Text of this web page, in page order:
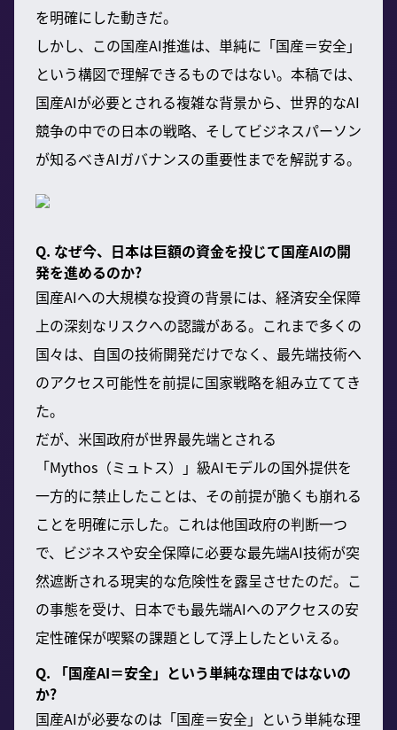
を明確にした動きだ。
しかし、この国産AI推進は、単純に「国産＝安全」
という構図で理解できるものではない。本稿では、
国産AIが必要とされる複雑な背景から、世界的なAI
競争の中での日本の戦略、そしてビジネスパーソン
が知るべきAIガバナンスの重要性までを解説する。
Q. なぜ今、日本は巨額の資金を投じて国産AIの開
発を進めるのか?
国産AIへの大規模な投資の背景には、経済安全保障
上の深刻なリスクへの認識がある。これまで多くの
国々は、自国の技術開発だけでなく、最先端技術へ
のアクセス可能性を前提に国家戦略を組み立ててき
た。
だが、米国政府が世界最先端とされる
「Mythos（ミュトス）」級AIモデルの国外提供を
一方的に禁止したことは、その前提が脆くも崩れる
ことを明確に示した。これは他国政府の判断一つ
で、ビジネスや安全保障に必要な最先端AI技術が突
然遮断される現実的な危険性を露呈させたのだ。こ
の事態を受け、日本でも最先端AIへのアクセスの安
定性確保が喫緊の課題として浮上したといえる。
Q. 「国産AI＝安全」という単純な理由ではないの
か?
国産AIが必要なのは「国産＝安全」という単純な理